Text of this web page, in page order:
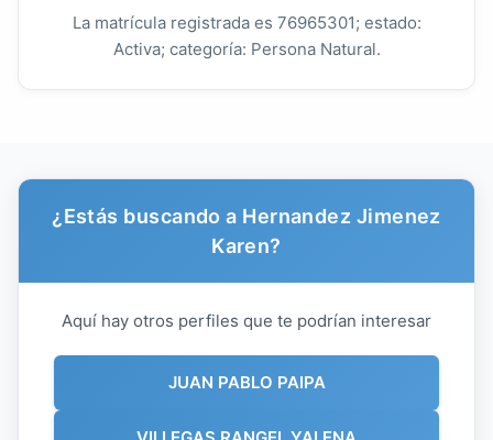
La matrícula registrada es 76965301; estado:
Activa; categoría: Persona Natural.
¿Estás buscando a Hernandez Jimenez
Karen?
Aquí hay otros perfiles que te podrían interesar
JUAN PABLO PAIPA